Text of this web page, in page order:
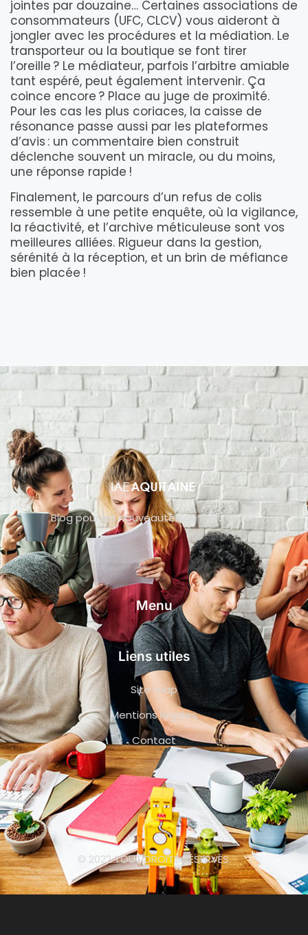
jointes par douzaine… Certaines associations de
consommateurs (UFC, CLCV) vous aideront à
jongler avec les procédures et la médiation. Le
transporteur ou la boutique se font tirer
l’oreille ? Le médiateur, parfois l’arbitre amiable
tant espéré, peut également intervenir. Ça
coince encore ? Place au juge de proximité.
Pour les cas les plus coriaces, la caisse de
résonance passe aussi par les plateformes
d’avis : un commentaire bien construit
déclenche souvent un miracle, ou du moins,
une réponse rapide !
Finalement, le parcours d’un refus de colis
ressemble à une petite enquête, où la vigilance,
la réactivité, et l’archive méticuleuse sont vos
meilleures alliées. Rigueur dans la gestion,
sérénité à la réception, et un brin de méfiance
bien placée !
Blog pour les nouveautés de l’entreprise
Menu
Liens utiles
Site map
Mentions légales
Contact
© 2022 TOUT DROITS RÉSERVÉS.